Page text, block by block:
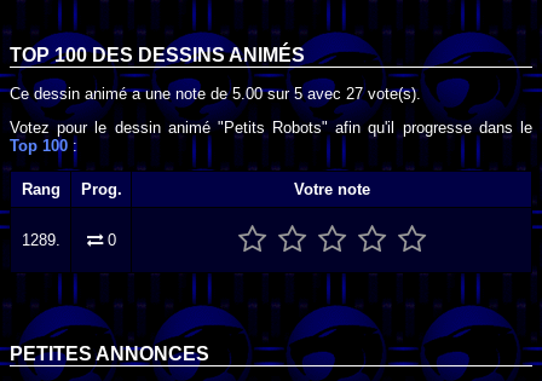
TOP 100 DES DESSINS ANIMÉS
Ce dessin animé a une note de5.00sur5avec 27vote(s).
Votez pour le dessin animé "Petits Robots" afin qu'il progresse dans le
Top 100 :
Rang Prog. Votre note
1289. 0
PETITES ANNONCES